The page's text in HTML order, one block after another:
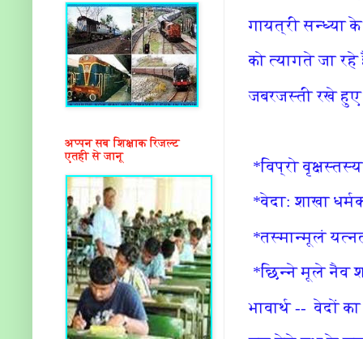
गायत्री
को त्यागते जा
जबरजस्ती रखे हुए
*विप्रो
*वेदा: शाखा
*तस्मान्मूलं
*छिन्ने मूले नैव
भावार्थ -- वेदों का
अप्पन सब शिक्षाक रिजल्ट
एतही से जानू